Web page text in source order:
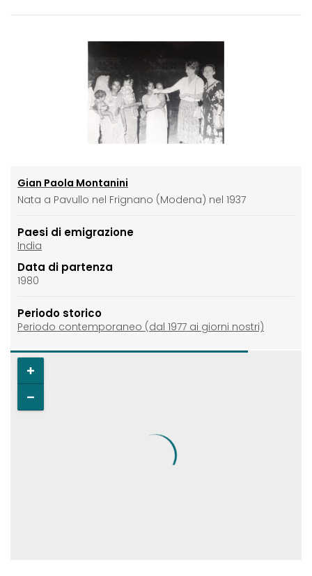
Gian Paola Montanini
Nata a Pavullo nel Frignano (Modena) nel 1937
Paesi di emigrazione
India
Data di partenza
1980
Periodo storico
Periodo contemporaneo (dal 1977 ai giorni nostri)